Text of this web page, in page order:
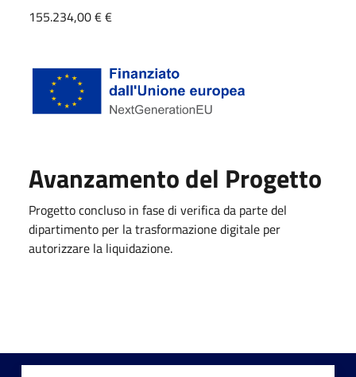
155.234,00 € €
Avanzamento del Progetto
Progetto concluso in fase di verifica da parte del
dipartimento per la trasformazione digitale per
autorizzare la liquidazione.